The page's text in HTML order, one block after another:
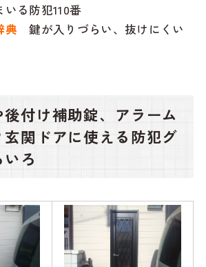
いる防犯110番
典
鍵が入りづらい、抜けにくい
後付け補助錠、アラーム
玄関ドアに使える防犯グ
ろ